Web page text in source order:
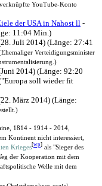
YouTube-Konto
der USA in Nahost ll-
11:04 Min.)
Juli 2014) (Länge: 27:41
Verteidigungs­minister
2014) (Länge: 92:20
soll wieder fit
März 2014) (Länge:
1814 - 1914 - 2014,
Kontinent nicht interessiert,
Krieges wp als "Sieger des
der Kooperation mit dem
Welle mit dem